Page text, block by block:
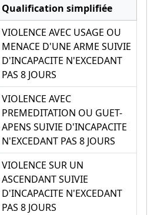
Qualification simplifiée
VIOLENCE AVEC USAGE OU
MENACE D'UNE ARME SUIVIE
D'INCAPACITE N'EXCEDANT
PAS 8 JOURS
VIOLENCE AVEC
PREMEDITATION OU GUET-
APENS SUIVIE D'INCAPACITE
N'EXCEDANT PAS 8 JOURS
VIOLENCE SUR UN
ASCENDANT SUIVIE
D'INCAPACITE N'EXCEDANT
PAS 8 JOURS